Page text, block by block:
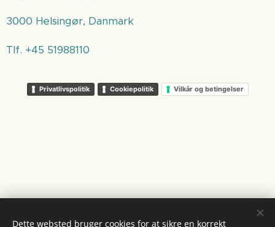
3000 Helsingør, Danmark
Tlf. +45 51988110
Privatlivspolitik Cookiepolitik Vilkår og betingelser
Dette websted bruger cookies for at sikre en korrekt